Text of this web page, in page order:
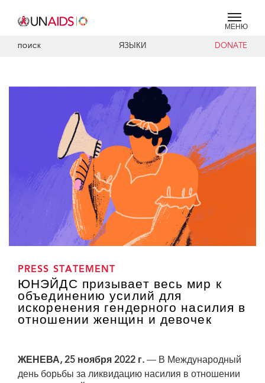
МЕНЮ
ПОИСК ЯЗЫКИ DONATE
PRESS STATEMENT
ЮНЭЙДС призывает весь мир к
объединению усилий для
искоренения гендерного насилия в
отношении женщин и девочек
ЖЕНЕВА, 25 ноября 2022 г. — В Международный
день борьбы за ликвидацию насилия в отношении